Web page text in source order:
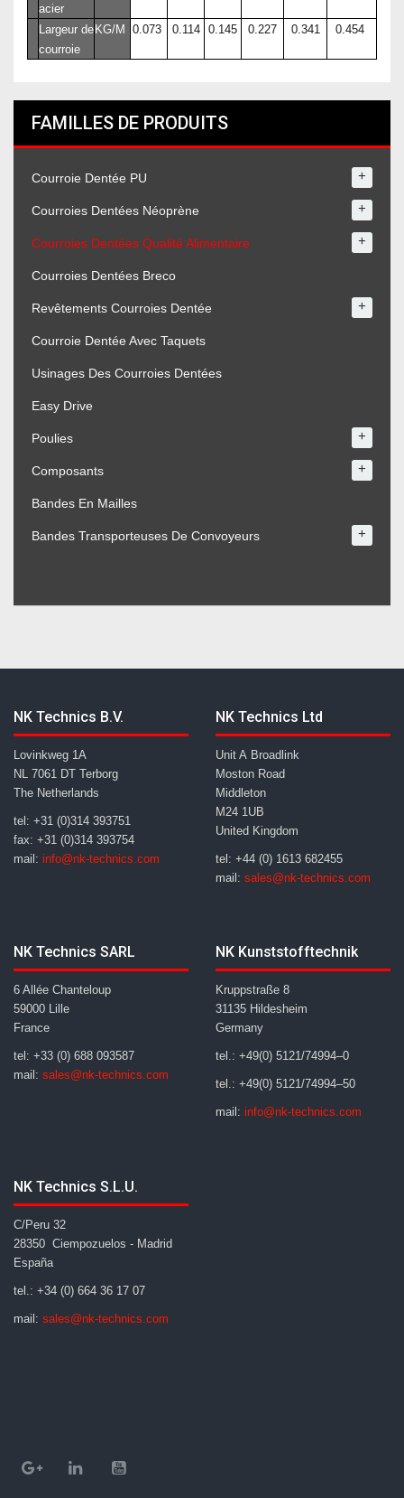
acier
Largeur de
courroie
KG/M 0.073 0.114 0.145 0.227 0.341 0.454
FAMILLES DE PRODUITS
Courroie Dentée PU +
Courroies Dentées Néoprène +
Courroies Dentées Qualité Alimentaire +
Courroies Dentées Breco
Revêtements Courroies Dentée +
Courroie Dentée Avec Taquets
Usinages Des Courroies Dentées
Easy Drive
Poulies +
Composants +
Bandes En Mailles
Bandes Transporteuses De Convoyeurs +
NK Technics B.V.
Lovinkweg 1A
NL 7061 DT Terborg
The Netherlands
tel: +31 (0)314 393751
fax: +31 (0)314 393754
mail: info@nk-technics.com
NK Technics Ltd
Unit A Broadlink
Moston Road
Middleton
M24 1UB
United Kingdom
tel: +44 (0) 1613 682455
mail: sales@nk-technics.com
NK Technics SARL
6 Allée Chanteloup
59000 Lille
France
tel: +33 (0) 688 093587
mail: sales@nk-technics.com
NK Kunststofftechnik
Kruppstraße 8
31135 Hildesheim
Germany
tel.: +49(0) 5121/74994–0
tel.: +49(0) 5121/74994–50
mail: info@nk-technics.com
NK Technics S.L.U.
C/Peru 32
28350 Ciempozuelos - Madrid
España
tel.: +34 (0) 664 36 17 07
mail: sales@nk-technics.com